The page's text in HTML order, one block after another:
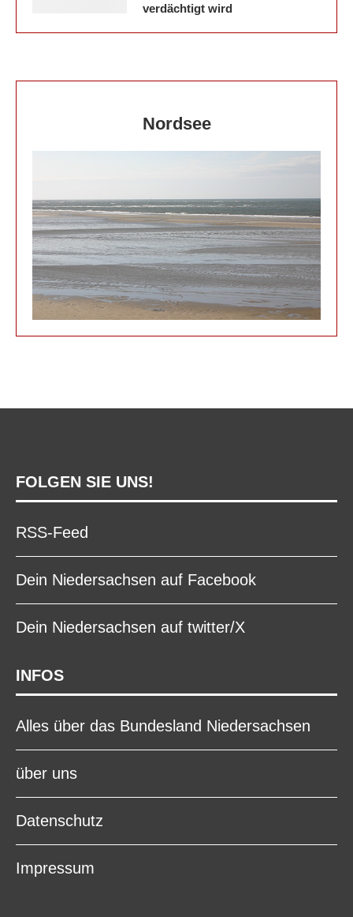
verdächtigt wird
Nordsee
FOLGEN SIE UNS!
RSS-Feed
Dein Niedersachsen auf Facebook
Dein Niedersachsen auf twitter/X
INFOS
Alles über das Bundesland Niedersachsen
über uns
Datenschutz
Impressum